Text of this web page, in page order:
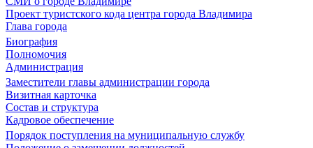
Проект туристского кода центра города Владимира
Глава города
Биография
Полномочия
Администрация
Заместители главы администрации города
Визитная карточка
Состав и структура
Кадровое обеспечение
Порядок поступления на муниципальную службу